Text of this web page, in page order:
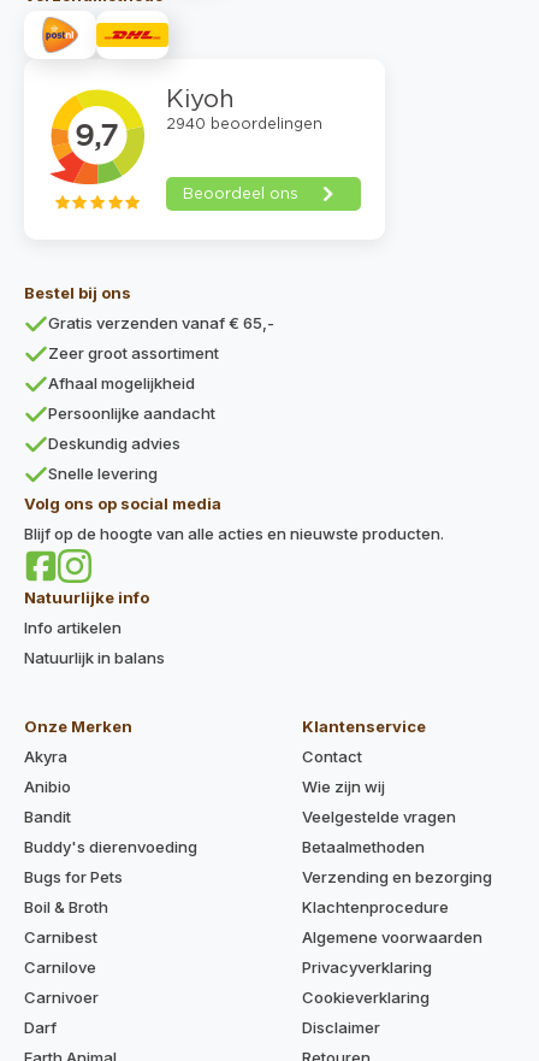
Bestel bij ons
Gratis verzenden vanaf € 65,-
Zeer groot assortiment
Afhaal mogelijkheid
Persoonlijke aandacht
Deskundig advies
Snelle levering
Volg ons op social media
Blijf op de hoogte van alle acties en nieuwste producten.
Natuurlijke info
Info artikelen
Natuurlijk in balans
Onze Merken
Akyra
Anibio
Bandit
Buddy's dierenvoeding
Bugs for Pets
Boil & Broth
Carnibest
Carnilove
Carnivoer
Darf
Klantenservice
Contact
Wie zijn wij
Veelgestelde vragen
Betaalmethoden
Verzending en bezorging
Klachtenprocedure
Algemene voorwaarden
Privacyverklaring
Cookieverklaring
Disclaimer